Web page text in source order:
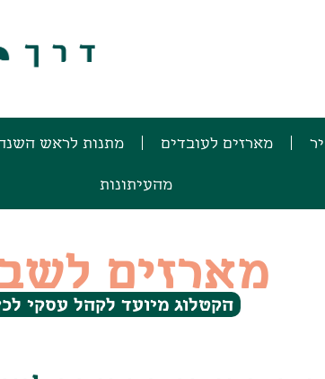
מארזים לעובדים מתנות לראש
מהעיתונות
מארזים
הקטלוג מיועד לקהל עסקי